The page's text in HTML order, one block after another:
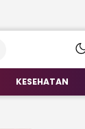
KESEHATAN